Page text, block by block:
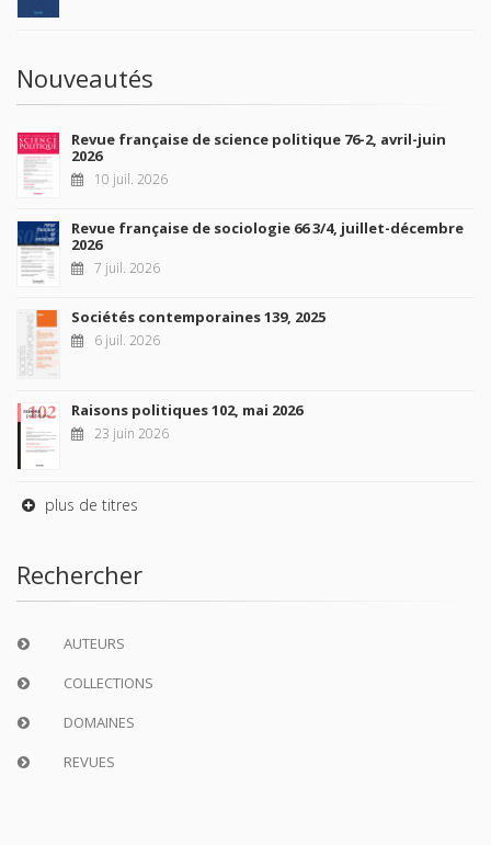
Nouveautés
Revue française de science politique 76-2, avril-juin
2026
10 juil. 2026
Revue française de sociologie 66 3/4, juillet-décembre
2026
7 juil. 2026
Sociétés contemporaines 139, 2025
6 juil. 2026
Raisons politiques 102, mai 2026
23 juin 2026
plus de titres
Rechercher
AUTEURS
COLLECTIONS
DOMAINES
REVUES